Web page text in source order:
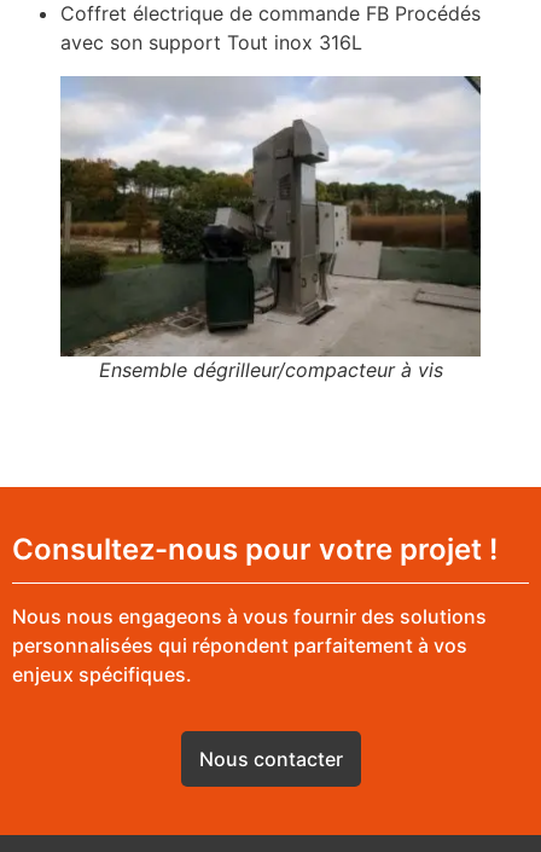
Coffret électrique de commande FB Procédés
avec son support Tout inox 316L
Ensemble dégrilleur/compacteur à vis
Consultez-nous pour votre projet !
Nous nous engageons à vous fournir des solutions
personnalisées qui répondent parfaitement à vos
enjeux spécifiques.
Nous contacter